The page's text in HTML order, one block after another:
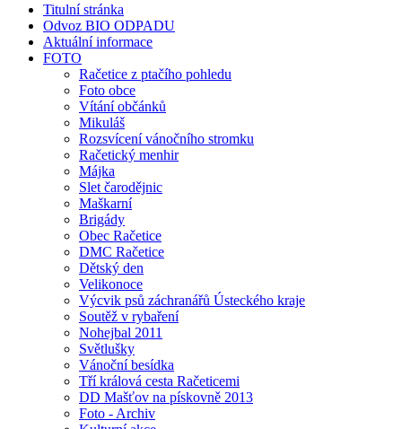
Titulní stránka
Odvoz BIO ODPADU
Aktuální informace
FOTO
Račetice z ptačího pohledu
Foto obce
Vítání občánků
Mikuláš
Rozsvícení vánočního stromku
Račetický menhir
Májka
Slet čarodějnic
Maškarní
Brigády
Obec Račetice
DMC Račetice
Dětský den
Velikonoce
Výcvik psů záchranářů Ústeckého kraje
Soutěž v rybaření
Nohejbal 2011
Světlušky
Vánoční besídka
Tří králová cesta Račeticemi
DD Mašťov na pískovně 2013
Foto - Archiv